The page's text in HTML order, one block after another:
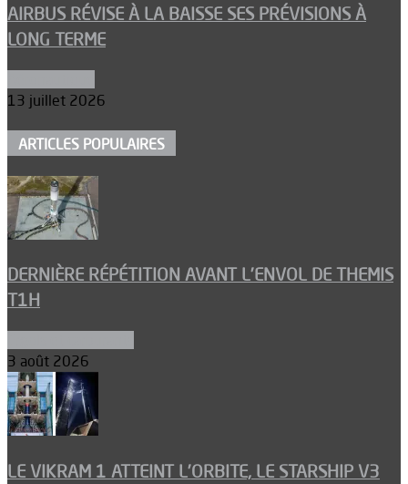
AIRBUS RÉVISE À LA BAISSE SES PRÉVISIONS À
LONG TERME
13 juillet 2026
ARTICLES POPULAIRES
DERNIÈRE RÉPÉTITION AVANT L’ENVOL DE THEMIS
T1H
3 août 2026
LE VIKRAM 1 ATTEINT L’ORBITE, LE STARSHIP V3